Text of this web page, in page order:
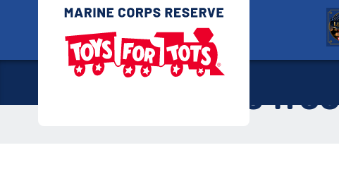
contenido
Juguetes
Preguntas